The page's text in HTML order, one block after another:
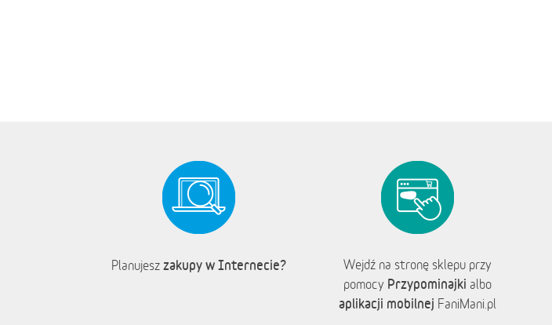
Planujesz zakupy w Internecie?
Wejdź na stronę sklepu przy
pomocy Przypominajki albo
aplikacji mobilnej FaniMani.pl